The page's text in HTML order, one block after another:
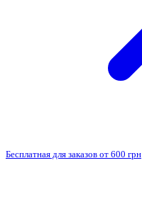
Бесплатная для заказов от 600 грн